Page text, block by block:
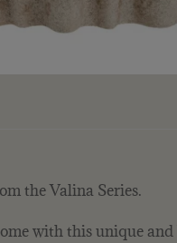
the Valina Series.
with this unique